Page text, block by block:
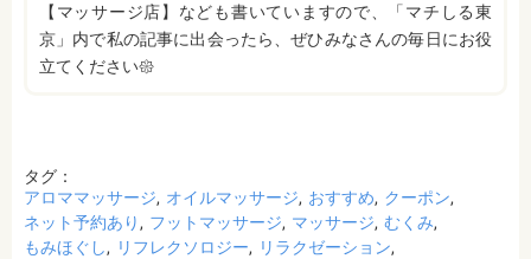
【マッサージ店】なども書いていますので、「マチしる東
京」内で私の記事に出会ったら、ぜひみなさんの毎日にお役
立てください𑁍
タグ：
アロママッサージ
オイルマッサージ おすすめ
クーポン
ネット予約あり
フットマッサージ マッサージ むくみ
もみほぐし
リフレクソロジー
リラクゼーション